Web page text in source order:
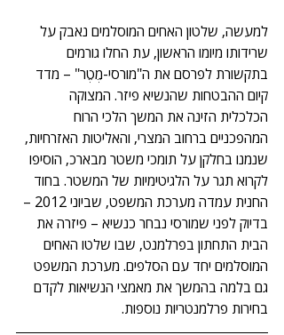
למעשה, שלטון האחים המוסלמים נאבק על
שרידותו מיומו הראשון, עת החלו גורמים
בתקשורת לפרסם את ה"מורסי-מֶטֶר" – מדד
קיום ההבטחות שהנשיא פיזר. המצוקה
הכלכלית הזינה את המשך הלכי הרוח
המהפכניים ברחוב המצרי, והאליטות האזרחיות,
שנמנו בחלקן על תומכי משטר מבארכ, הוסיפו
לקרוא תגר על הלגיטימיות של המשטר. בחוד
החנית עמדה מערכת המשפט, שביוני 2012 –
בדיוק לפני שמורסי נבחר כנשיא – פיזרה את
הבית התחתון בפרלמנט, שבו שלטו האחים
המוסלמים יחד עם הסלפים. מערכת המשפט
גם בלמה בהמשך את מאמצי הנשיאות לקדם
בחירות פרלמנטריות נוספות.